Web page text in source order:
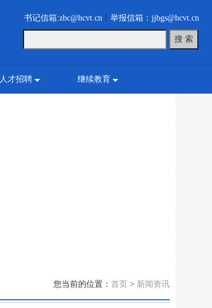
书记信箱:zbc@hcvt.cn 举报信箱：jjbgs@hcvt.cn
人才招聘 继续教育
您当前的位置： 首页 > 新闻资讯